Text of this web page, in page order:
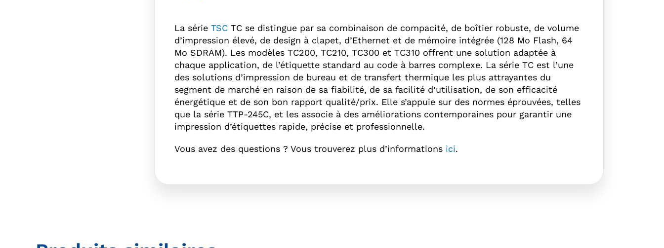
La série TSC TC se distingue par sa combinaison de compacité, de boîtier robuste, de volume
d’impression élevé, de design à clapet, d’Ethernet et de mémoire intégrée (128 Mo Flash, 64
Mo SDRAM). Les modèles TC200, TC210, TC300 et TC310 offrent une solution adaptée à
chaque application, de l’étiquette standard au code à barres complexe. La série TC est l’une
des solutions d’impression de bureau et de transfert thermique les plus attrayantes du
segment de marché en raison de sa fiabilité, de sa facilité d’utilisation, de son efficacité
énergétique et de son bon rapport qualité/prix. Elle s’appuie sur des normes éprouvées, telles
que la série TTP-245C, et les associe à des améliorations contemporaines pour garantir une
impression d’étiquettes rapide, précise et professionnelle.
Vous avez des questions ? Vous trouverez plus d’informations ici.